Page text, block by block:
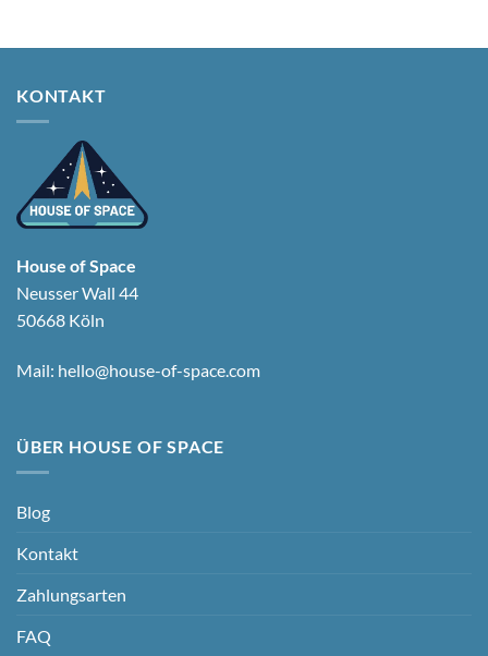
KONTAKT
House of Space
Neusser Wall 44
50668 Köln
Mail: hello@house-of-space.com
ÜBER HOUSE OF SPACE
Blog
Kontakt
Zahlungsarten
FAQ